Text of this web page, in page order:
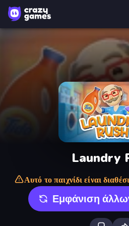
Laundry
Αυτό το παιχνίδι είναι
Εμφάνιση